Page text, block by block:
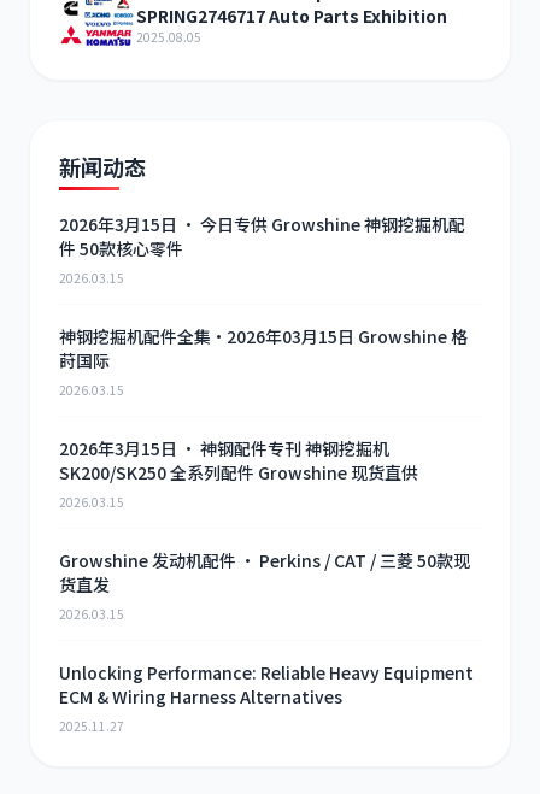
SPRING2746717 Auto Parts Exhibition
2025.08.05
新闻动态
2026年3月15日 · 今日专供 Growshine 神钢挖掘机配
件 50款核心零件
2026.03.15
神钢挖掘机配件全集·2026年03月15日 Growshine 格
莳国际
2026.03.15
2026年3月15日 · 神钢配件专刊 神钢挖掘机
SK200/SK250 全系列配件 Growshine 现货直供
2026.03.15
Growshine 发动机配件 · Perkins / CAT / 三菱 50款现
货直发
2026.03.15
Unlocking Performance: Reliable Heavy Equipment
ECM & Wiring Harness Alternatives
2025.11.27